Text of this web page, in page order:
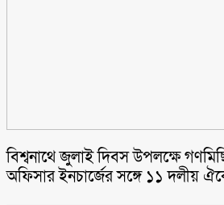
বিশ্বনাথে জুলাই দিবস উপলক্ষে
অফিসার ইনচার্জের সঙ্গে ১১ দলীয়